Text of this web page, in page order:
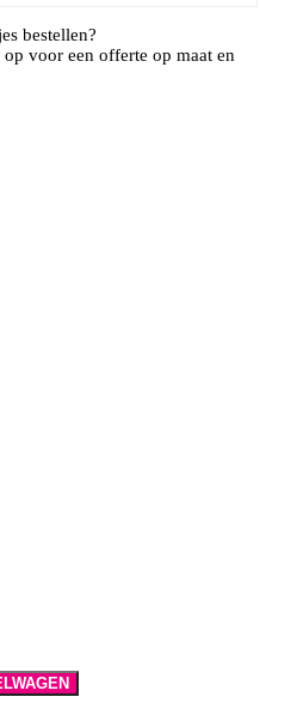
bestellen?
op voor een offerte op maat en